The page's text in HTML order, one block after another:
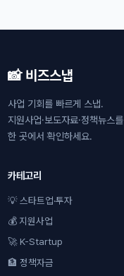
📸 비즈스냅
사업 기회를 빠르게 스냅.
지원사업·보도자료·정책뉴스를
한 곳에서 확인하세요.
카테고리
💡 스타트업·투자
💰 지원사업
🚀 K-Startup
🏦 정책자금